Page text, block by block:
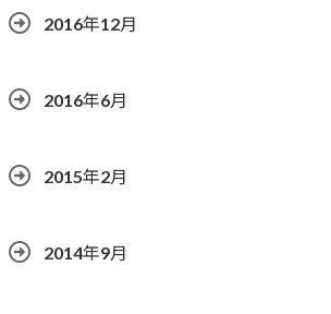
2016年12月
2016年6月
2015年2月
2014年9月